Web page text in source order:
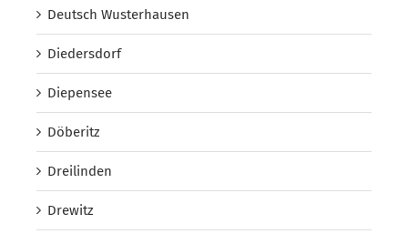
Deutsch Wusterhausen
Diedersdorf
Diepensee
Döberitz
Dreilinden
Drewitz